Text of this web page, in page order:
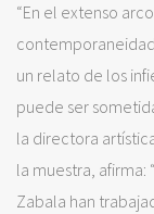
“En el extenso
un relato de los
puede ser
la directora
la muestra, afirma:
Zabala han